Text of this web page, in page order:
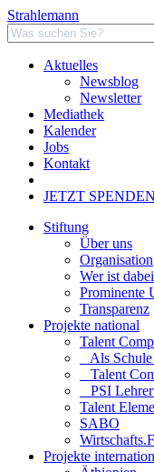
Strahlemann
Aktuelles
Newsblog
Newsletter
Mediathek
Kalender
Jobs
Kontakt
JETZT SPENDEN
Stiftung
Über uns
Organisation
Wer ist
Prominente
Transparenz
Projekte national
Talent
Als Schule
Talent
PSI
Talent
SABO
Projekte